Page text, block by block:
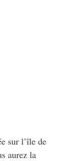
sur l’île de
aurez la